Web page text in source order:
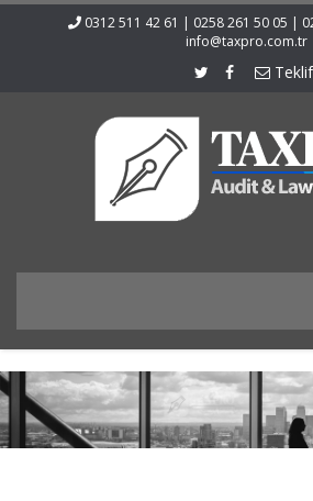
0312 511 42 61 | 0258 261 50 05 |
info@taxpro.com.tr
Teklif